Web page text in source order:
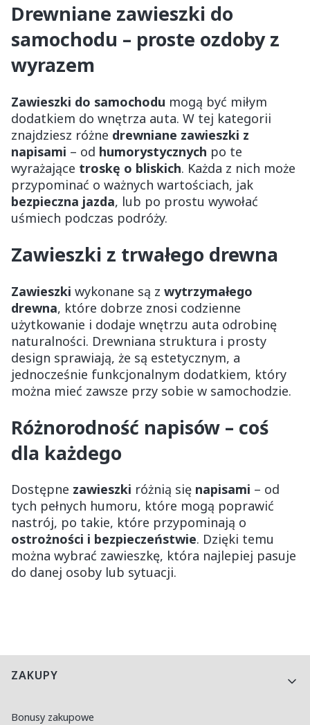
Drewniane zawieszki do
samochodu – proste ozdoby z
wyrazem
Zawieszki do samochodu mogą być miłym
dodatkiem do wnętrza auta. W tej kategorii
znajdziesz różne drewniane zawieszki z
napisami – od humorystycznych po te
wyrażające troskę o bliskich. Każda z nich może
przypominać o ważnych wartościach, jak
bezpieczna jazda, lub po prostu wywołać
uśmiech podczas podróży.
Zawieszki z trwałego drewna
Zawieszki wykonane są z wytrzymałego
drewna, które dobrze znosi codzienne
użytkowanie i dodaje wnętrzu auta odrobinę
naturalności. Drewniana struktura i prosty
design sprawiają, że są estetycznym, a
jednocześnie funkcjonalnym dodatkiem, który
można mieć zawsze przy sobie w samochodzie.
Różnorodność napisów – coś
dla każdego
Dostępne zawieszki różnią się napisami – od
tych pełnych humoru, które mogą poprawić
nastrój, po takie, które przypominają o
ostrożności i bezpieczeństwie. Dzięki temu
można wybrać zawieszkę, która najlepiej pasuje
do danej osoby lub sytuacji.
Linki w stopce
ZAKUPY
Bonusy zakupowe